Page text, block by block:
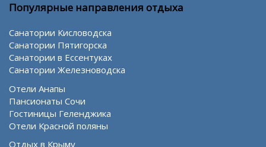
Популярные направления отдыха
Санатории Кисловодска
Санатории Пятигорска
Санатории в Ессентуках
Санатории Железноводска
Отели Анапы
Пансионаты Сочи
Гостиницы Геленджика
Отели Красной поляны
Отдых в Крыму